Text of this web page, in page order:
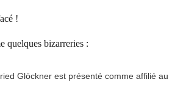
!
quelques bizarreries :
Glöckner est présenté comme affilié au